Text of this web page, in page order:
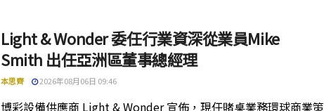
Light & Wonder 委任行業資深從業員Mike
Smith 出任亞洲區董事總經理
本思齊 2026年08月06日 09:46
博彩設備供應商 Light & Wonder 宣佈，現任賭桌業務環球商業策